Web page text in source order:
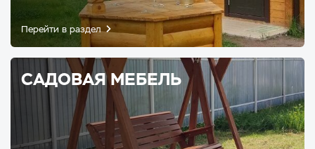
Перейти в раздел
САДОВАЯ МЕБЕЛЬ